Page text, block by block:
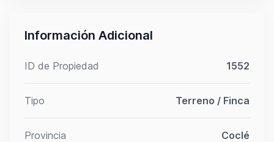
Información Adicional
ID de Propiedad 1552
Tipo Terreno / Finca
Provincia Coclé